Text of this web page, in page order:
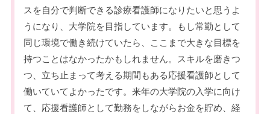
スを自分で判断できる診療看護師になりたいと思うよ
うになり、大学院を目指しています。もし常勤として
同じ環境で働き続けていたら、ここまで大きな目標を
持つことはなかったかもしれません。スキルを磨きつ
つ、立ち止まって考える期間もある応援看護師として
働いていてよかったです。来年の大学院の入学に向け
て、応援看護師として勤務をしながらお金を貯め、経